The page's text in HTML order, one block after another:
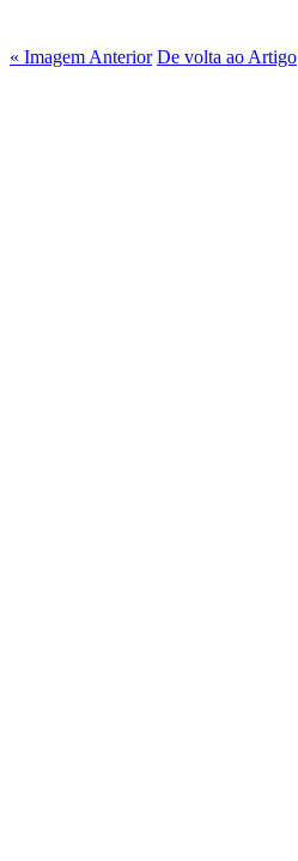
« Imagem Anterior De volta ao Artigo